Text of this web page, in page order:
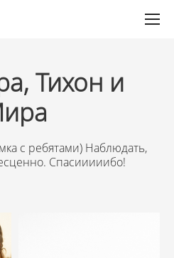
Тихон и
с ребятами) Наблюдать,
Спасииииибо!